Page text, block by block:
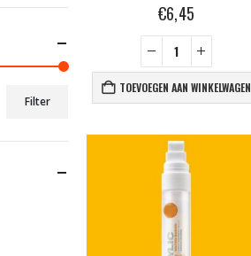
€6,45
TOEVOEGEN AAN WINKELWAGEN
Filter